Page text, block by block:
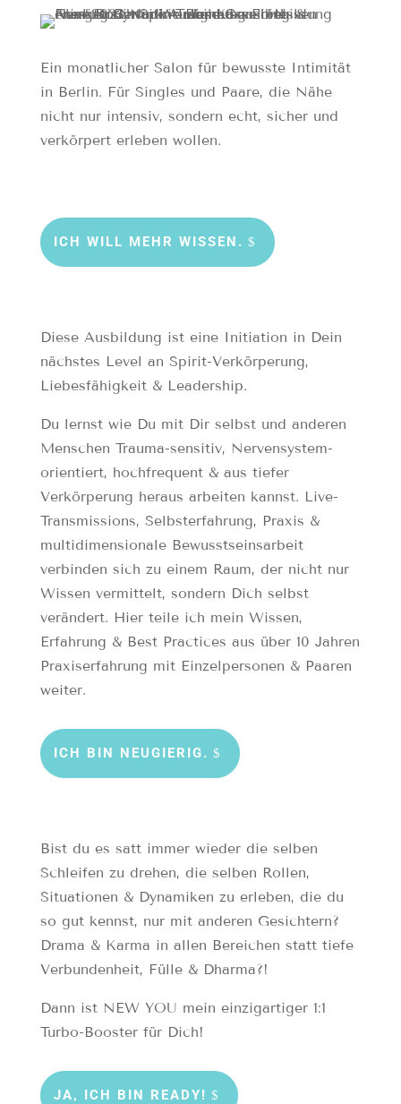
Ein monatlicher Salon für bewusste Intimität
in Berlin. Für Singles und Paare, die Nähe
nicht nur intensiv, sondern echt, sicher und
verkörpert erleben wollen.
ICH WILL MEHR WISSEN.
Diese Ausbildung ist eine Initiation in Dein
nächstes Level an Spirit-Verkörperung,
Liebesfähigkeit & Leadership.
Du lernst wie Du mit Dir selbst und anderen
Menschen Trauma-sensitiv, Nervensystem-
orientiert, hochfrequent & aus tiefer
Verkörperung heraus arbeiten kannst. Live-
Transmissions, Selbsterfahrung, Praxis &
multidimensionale Bewusstseinsarbeit
verbinden sich zu einem Raum, der nicht nur
Wissen vermittelt, sondern Dich selbst
verändert. Hier teile ich mein Wissen,
Erfahrung & Best Practices aus über 10 Jahren
Praxiserfahrung mit Einzelpersonen & Paaren
weiter.
ICH BIN NEUGIERIG.
Bist du es satt immer wieder die selben
Schleifen zu drehen, die selben Rollen,
Situationen & Dynamiken zu erleben, die du
so gut kennst, nur mit anderen Gesichtern?
Drama & Karma in allen Bereichen statt tiefe
Verbundenheit, Fülle & Dharma?!
Dann ist NEW YOU mein einzigartiger 1:1
Turbo-Booster für Dich!
JA, ICH BIN READY!